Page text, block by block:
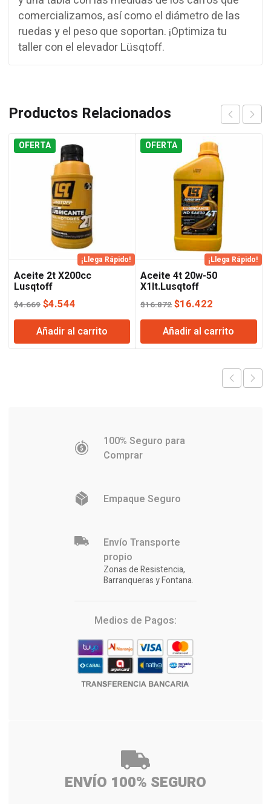
comercializamos, así como el diámetro de las
ruedas y el peso que soportan. ¡Optimiza tu
taller con el elevador Lüsqtoff.
Productos Relacionados
OFERTA
¡Llega Rápido!
Aceite 2t X200cc
Lusqtoff
$4.669 El
precio
original
era:
$4.544
precio
actual
es:
Añadir al carrito
OFERTA
¡Llega Rápido!
Aceite 4t 20w-50
X1lt.Lusqtoff
$16.872El
precio
original
era:
$16.422
precio
actual
es:
Añadir al carrito
100% Seguro para
Comprar
Empaque Seguro
Envío Transporte
propio
Zonas de Resistencia,
Barranqueras y Fontana.
Medios de Pagos:
ENVÍO 100% SEGURO